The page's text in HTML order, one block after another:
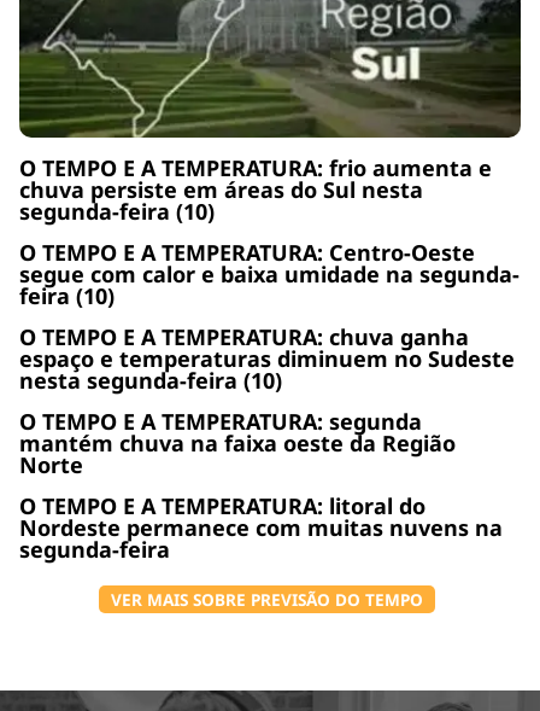
O TEMPO E A TEMPERATURA: frio aumenta e
chuva persiste em áreas do Sul nesta
segunda-feira (10)
O TEMPO E A TEMPERATURA: Centro-Oeste
segue com calor e baixa umidade na segunda-
feira (10)
O TEMPO E A TEMPERATURA: chuva ganha
espaço e temperaturas diminuem no Sudeste
nesta segunda-feira (10)
O TEMPO E A TEMPERATURA: segunda
mantém chuva na faixa oeste da Região
Norte
O TEMPO E A TEMPERATURA: litoral do
Nordeste permanece com muitas nuvens na
segunda-feira
VER MAIS SOBRE PREVISÃO DO TEMPO